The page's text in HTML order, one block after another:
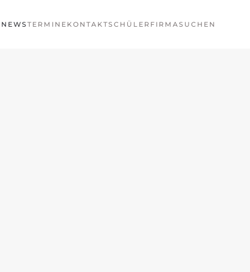
NEWSTERMINE KONTAKTSCHÜLERFIRMASUCHEN